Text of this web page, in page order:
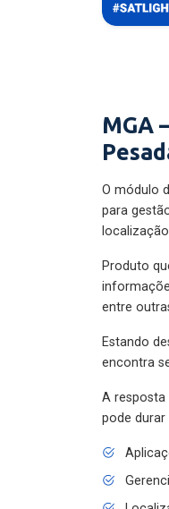
MGA
O módulo
para
Produto
entre
Estando
encontra
A resposta
pode